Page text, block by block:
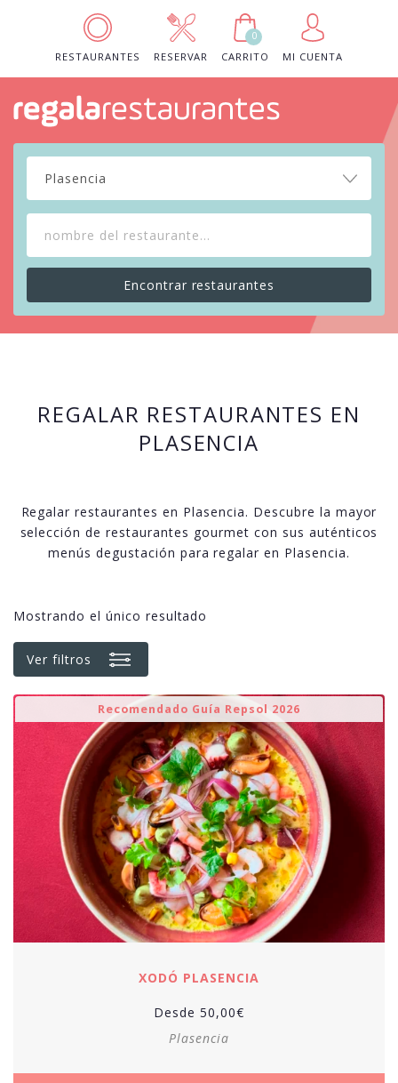
RESTAURANTES RESERVAR
0
CARRITO
MI CUENTA
Plasencia
REGALAR RESTAURANTES EN
PLASENCIA
Regalar restaurantes en Plasencia. Descubre la mayor
selección de restaurantes gourmet con sus auténticos
menús degustación para regalar en Plasencia.
Mostrando el único resultado
Ver filtros
Recomendado Guía Repsol 2026
XODÓ PLASENCIA
Desde 50,00€
Plasencia